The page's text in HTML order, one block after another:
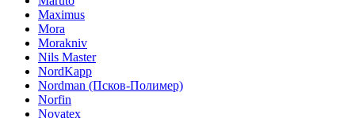
Maximus
Mora
Morakniv
Nils Master
NordKapp
Nordman (Псков-Полимер)
Norfin
Novatex